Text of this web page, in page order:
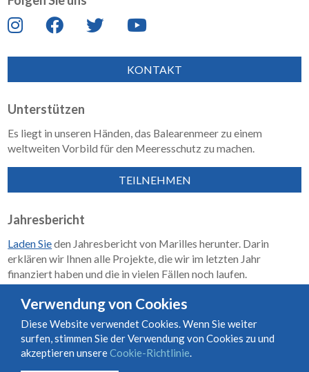
KONTAKT
Unterstützen
Es liegt in unseren Händen, das Balearenmeer zu einem
weltweiten Vorbild für den Meeresschutz zu machen.
TEILNEHMEN
Jahresbericht
Laden Sieden Jahresbericht von Marilles herunter. Darin
erklären wir Ihnen alle Projekte, die wir im letzten Jahr
finanziert haben und die in vielen Fällen noch laufen.
Wirkungsbericht 2018–2023
Nutzungs- und Vertragsbedingungen
Cookie-Richtlinie
Verwendung von Cookies
Diese Website verwendet Cookies. Wenn Sie weiter
surfen, stimmen Sie der Verwendung von Cookies zu und
akzeptieren unsereCookie-Richtlinie.